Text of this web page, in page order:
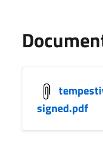
signed.pdf